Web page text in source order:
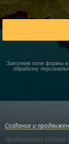
Заполнив поля формы и
обработку
Создание и
Продвижение сайтов